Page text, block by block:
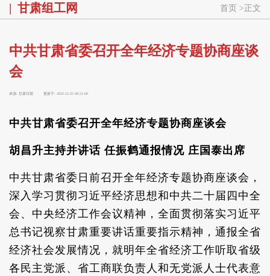
甘肃组工网 首页 > 正文
中共甘肃省委召开全年经济专题协商座谈
会
来源: 甘肃日报 更新于: 2025-12-25 08:21:00
中共甘肃省委召开全年经济专题协商座谈会
胡昌升主持并讲话 任振鹤通报情况 庄国泰出席
中共甘肃省委日前召开全年经济专题协商座谈会，
深入学习贯彻习近平经济思想和中共二十届四中全
会、中央经济工作会议精神，全面贯彻落实习近平
总书记视察甘肃重要讲话重要指示精神，通报全省
经济社会发展情况，就明年全省经济工作听取省级
各民主党派、省工商联负责人和无党派人士代表意